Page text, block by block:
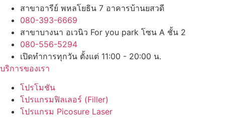
สาขาอารีย์ พหลโยธิน 7 อาคารบ้านยสวดี
080-393-6669
สาขาบางนา อเวนิว For you park โซน A ชั้น 2
080-556-5294
เปิดทำการทุกวัน ตั้งแต่ 11:00 - 20:00 น.
บริการของเรา
โปรโมชัน
โปรแกรมฟิลเลอร์ (Filler)
โปรแกรม Picosure Laser